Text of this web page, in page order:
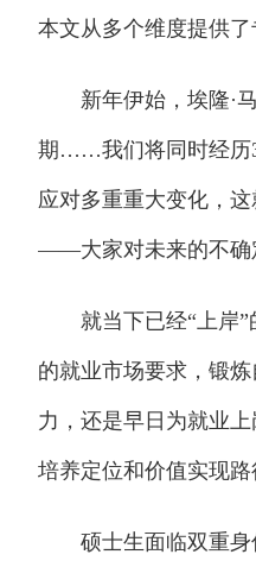
本文从多个维度提供了
新年伊始，埃隆·马
期……我们将同时经历
应对多重重大变化，
——大家对未来的不确
就当下已经“上岸”的
的就业市场要求，锻
力，还是早日为就业
培养定位和价值实现路
硕士生面临双重身